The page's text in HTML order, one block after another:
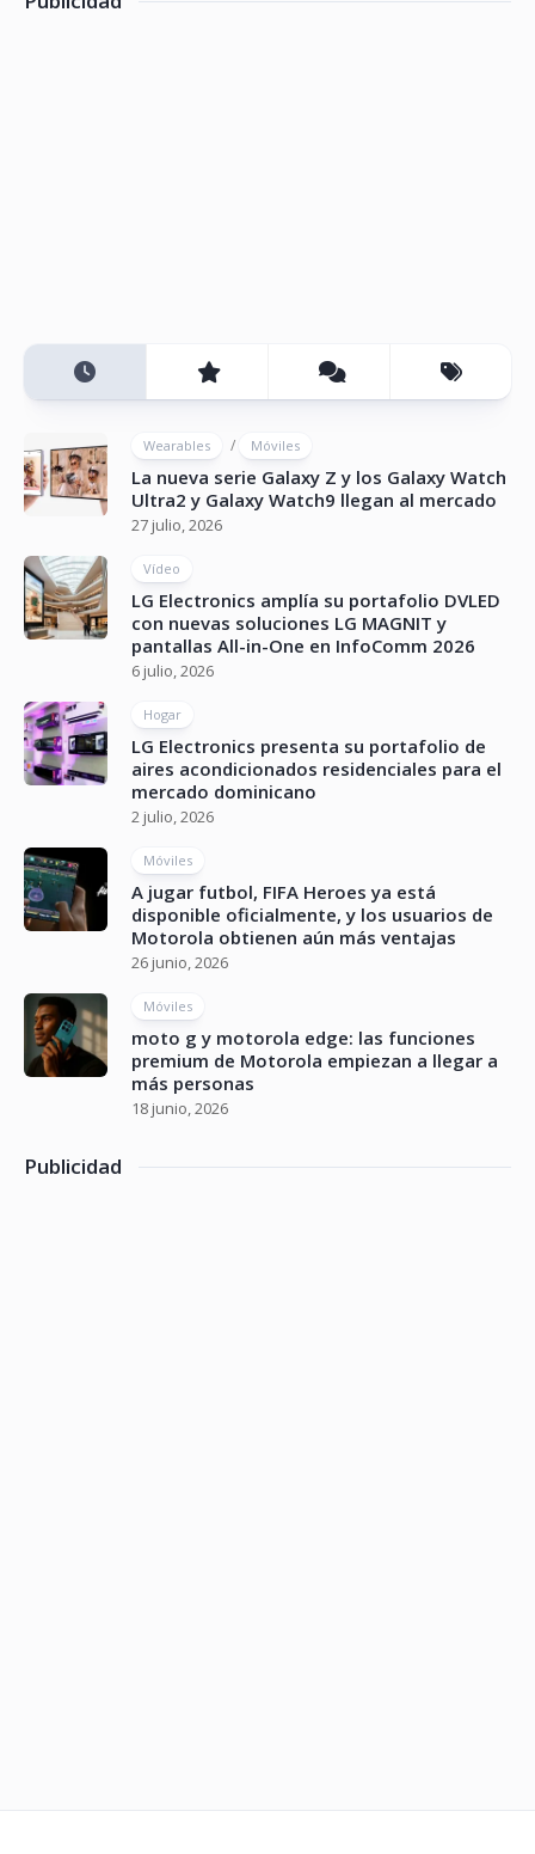
Wearables / Móviles
La nueva serie Galaxy Z y los Galaxy Watch
Ultra2 y Galaxy Watch9 llegan al mercado
27 julio, 2026
Vídeo
LG Electronics amplía su portafolio DVLED
con nuevas soluciones LG MAGNIT y
pantallas All-in-One en InfoComm 2026
6 julio, 2026
Hogar
LG Electronics presenta su portafolio de
aires acondicionados residenciales para el
mercado dominicano
2 julio, 2026
Móviles
A jugar futbol, FIFA Heroes ya está
disponible oficialmente, y los usuarios de
Motorola obtienen aún más ventajas
26 junio, 2026
Móviles
moto g y motorola edge: las funciones
premium de Motorola empiezan a llegar a
más personas
18 junio, 2026
Publicidad